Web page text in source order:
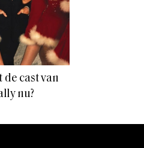
de cast van
nu?